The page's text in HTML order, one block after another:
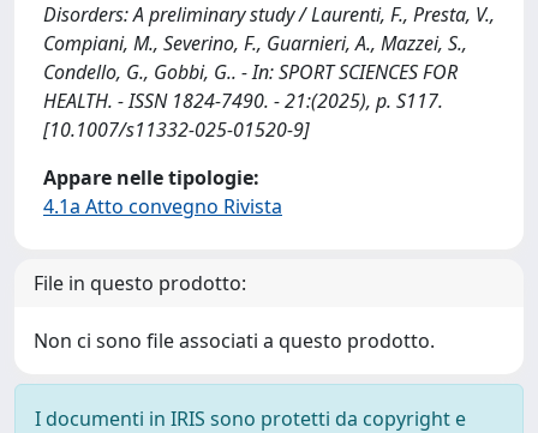
Disorders: A preliminary study / Laurenti, F., Presta, V.,
Compiani, M., Severino, F., Guarnieri, A., Mazzei, S.,
Condello, G., Gobbi, G.. - In: SPORT SCIENCES FOR
HEALTH. - ISSN 1824-7490. - 21:(2025), p. S117.
[10.1007/s11332-025-01520-9]
Appare nelle tipologie:
4.1a Atto convegno Rivista
File in questo prodotto:
Non ci sono file associati a questo prodotto.
I documenti in IRIS sono protetti da copyright e